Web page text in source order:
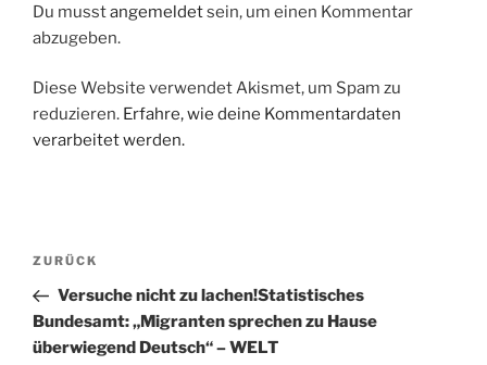
Du musstangemeldetsein, um einen Kommentar
abzugeben.
Diese Website verwendet Akismet, um Spam zu
reduzieren. Erfahre, wie deine Kommentardaten
verarbeitet werden.
Beitragsnavigation
Vorheriger
Beitrag
ZURÜCK
Versuche nicht zu lachen!Statistisches
Bundesamt: „Migranten sprechen zu Hause
überwiegend Deutsch“ – WELT